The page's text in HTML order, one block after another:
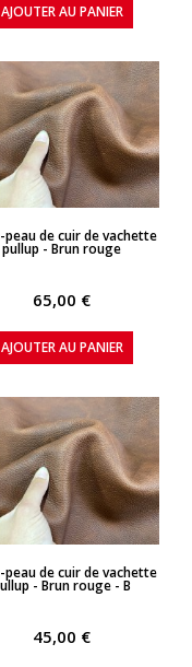
AJOUTER AU PANIER
APERÇU RAPIDE
peau de cuir de vachette
pullup - Brun rouge
65,00 €
AJOUTER AU PANIER
APERÇU RAPIDE
peau de cuir de vachette
- Brun rouge - B
45,00 €